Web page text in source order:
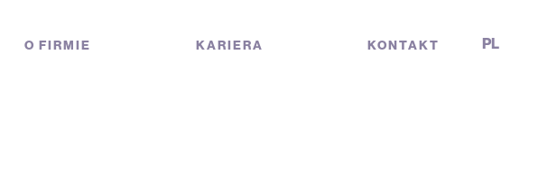
O FIRMIE KARIERA KONTAKT PL